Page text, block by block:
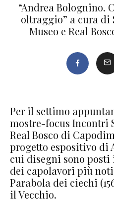
“Andrea Bolognino.
oltraggio” a cura di
Museo e Real
Per il settimo
mostre-focus Incontri
Real Bosco di
progetto espositivo di
cui disegni sono
dei capolavori più
Parabola dei ciechi
il Vecchio.